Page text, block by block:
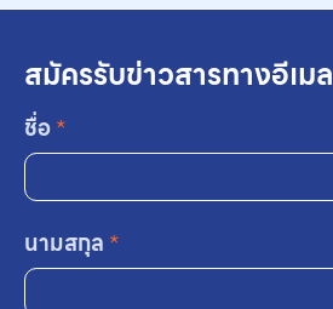
สมัครรับข่าวสารทางอีเมล
ชื่อ*
นามสกุล *